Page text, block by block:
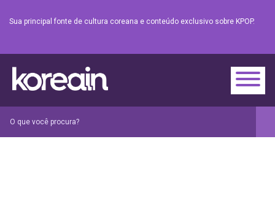
Sua principal fonte de cultura coreana e conteúdo exclusivo sobre KPOP.